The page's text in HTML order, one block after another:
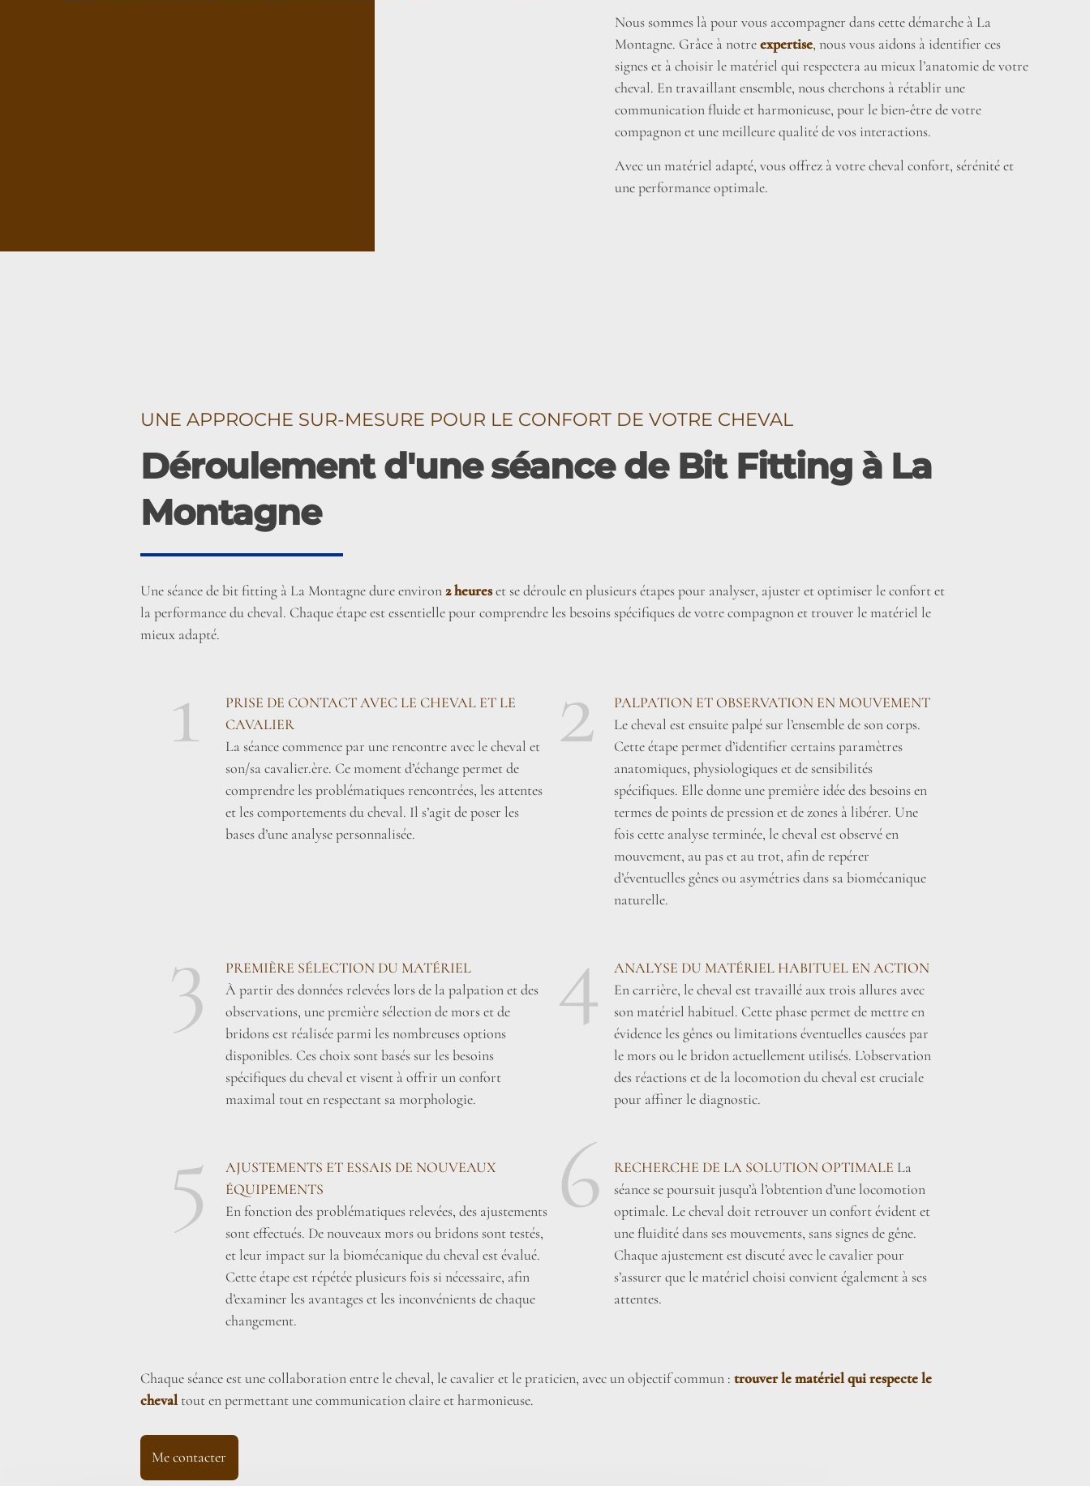
Nous sommes là pour vous accompagner dans cette démarche à La
Montagne. Grâce à notreexpertise, nous vous aidons à identifier ces
signes et à choisir le matériel qui respectera au mieux l’anatomie de votre
cheval. En travaillant ensemble, nous cherchons à rétablir une
communication fluide et harmonieuse, pour le bien-être de votre
compagnon et une meilleure qualité de vos interactions.
Avec un matériel adapté, vous offrez à votre cheval confort, sérénité et
une performance optimale.
UNE APPROCHE SUR-MESURE POUR LE CONFORT DE VOTRE CHEVAL
Déroulement d'une séance de Bit Fitting à La
Montagne
Une séance de bit fitting à La Montagne dure environ2 heureset se déroule en plusieurs étapes pour analyser, ajuster et optimiser le confort et
la performance du cheval. Chaque étape est essentielle pour comprendre les besoins spécifiques de votre compagnon et trouver le matériel le
mieux adapté.
1
PRISE DE CONTACT AVEC LE CHEVAL ET LE
CAVALIER
La séance commence par une rencontre avec le cheval et
son/sa cavalier.ère. Ce moment d’échange permet de
comprendre les problématiques rencontrées, les attentes
et les comportements du cheval. Il s’agit de poser les
bases d’une analyse personnalisée.
2
PALPATION ET OBSERVATION EN MOUVEMENT
Le cheval est ensuite palpé sur l’ensemble de son corps.
Cette étape permet d’identifier certains paramètres
anatomiques, physiologiques et de sensibilités
spécifiques. Elle donne une première idée des besoins en
termes de points de pression et de zones à libérer. Une
fois cette analyse terminée, le cheval est observé en
mouvement, au pas et au trot, afin de repérer
d’éventuelles gênes ou asymétries dans sa biomécanique
naturelle.
3
PREMIÈRE SÉLECTION DU MATÉRIEL
À partir des données relevées lors de la palpation et des
observations, une première sélection de mors et de
bridons est réalisée parmi les nombreuses options
disponibles. Ces choix sont basés sur les besoins
spécifiques du cheval et visent à offrir un confort
maximal tout en respectant sa morphologie.
4
ANALYSE DU MATÉRIEL HABITUEL EN ACTION
En carrière, le cheval est travaillé aux trois allures avec
son matériel habituel. Cette phase permet de mettre en
évidence les gênes ou limitations éventuelles causées par
le mors ou le bridon actuellement utilisés. L’observation
des réactions et de la locomotion du cheval est cruciale
pour affiner le diagnostic.
5
AJUSTEMENTS ET ESSAIS DE NOUVEAUX
ÉQUIPEMENTS
En fonction des problématiques relevées, des ajustements
sont effectués. De nouveaux mors ou bridons sont testés,
et leur impact sur la biomécanique du cheval est évalué.
Cette étape est répétée plusieurs fois si nécessaire, afin
d’examiner les avantages et les inconvénients de chaque
changement.
6 RECHERCHE DE LA SOLUTION OPTIMALE La
séance se poursuit jusqu’à l’obtention d’une locomotion
optimale. Le cheval doit retrouver un confort évident et
une fluidité dans ses mouvements, sans signes de gêne.
Chaque ajustement est discuté avec le cavalier pour
s’assurer que le matériel choisi convient également à ses
attentes.
Chaque séance est une collaboration entre le cheval, le cavalier et le praticien, avec un objectif commun : trouver le matériel qui respecte le
chevaltout en permettant une communication claire et harmonieuse.
Me contacter